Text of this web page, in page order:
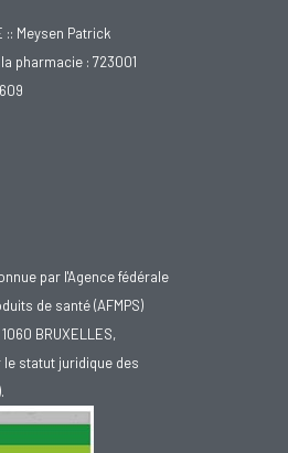
:: Meysen Patrick
la pharmacie : 723001
par l'Agence fédérale
de santé (AFMPS)
BRUXELLES,
statut juridique des